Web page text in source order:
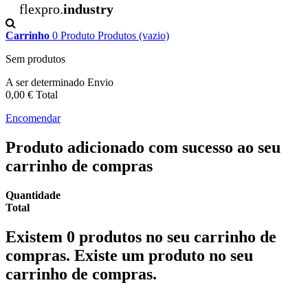
flexpro.industry
Carrinho 0 Produto Produtos (vazio)
Sem produtos
A ser determinado Envio
0,00 € Total
Encomendar
Produto adicionado com sucesso ao seu
carrinho de compras
Quantidade
Total
Existem 0 produtos no seu carrinho de
compras. Existe um produto no seu
carrinho de compras.